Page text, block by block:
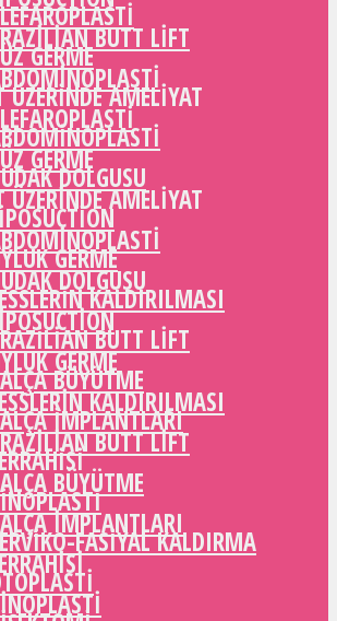
GERME
ÜZERINDE AMELIYAT
DOLGUSU
GERME
KALDIRILMASI
BUTT LIFT
BÜYÜTME
IMPLANTLARI
FASIYAL KALDIRMA
BUTT LIFT
GERME
ÜZERINDE AMELIYAT
DOLGUSU
GERME
KALDIRILMASI
BUTT LIFT
BÜYÜTME
IMPLANTLARI